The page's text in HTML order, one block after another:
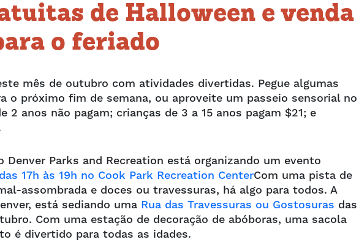
de Halloween e venda
o feriado
mês de outubro com atividades divertidas. Pegue algumas
o próximo fim de semana, ou aproveite um passeio sensorial no
2 anos não pagam; crianças de 3 a 15 anos pagam $21; e
Parks and Recreation está organizando um evento
17h às 19h no Cook Park Recreation CenterCom uma pista de
assombrada e doces ou travessuras, há algo para todos. A
está sediando uma Rua das Travessuras ou Gostosuras das
Com uma estação de decoração de abóboras, uma sacola
é divertido para todas as idades.